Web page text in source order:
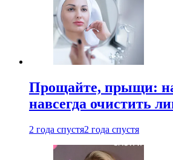
Прощайте, прыщи:
навсегда очистить
2 года спустя2 года спустя